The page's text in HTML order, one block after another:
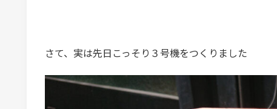
さて、実は先日こっそり３号機をつくりました